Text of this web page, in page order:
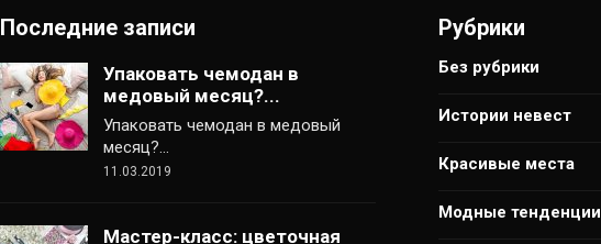
Последние записи
Упаковать чемодан в
медовый месяц?...
Упаковать чемодан в медовый
месяц?…
11.03.2019
Мастер-класс: цветочная
Рубрики
Без рубрики
Истории невест
Красивые места
Модные тенденции